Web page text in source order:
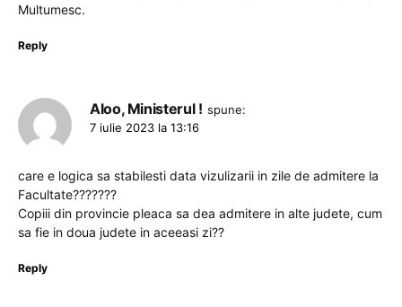
Multumesc.
Reply
Aloo, Ministerul ! spune:
7 iulie 2023 la 13:16
care e logica sa stabilesti data vizulizarii in zile de admitere la
Facultate???????
Copiii din provincie pleaca sa dea admitere in alte judete, cum
sa fie in doua judete in aceeasi zi??
Reply